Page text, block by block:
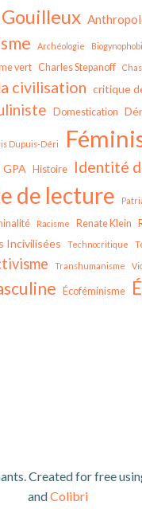
Archéologie
vert Charles Stepanoff
civilisation critique
Domestication
Dupuis-Déri
GPA Histoire Identité
de lecture
Racisme Renate Klein
Incivilisées Technocritique
Transhumanisme
Écoféminisme
Created for free
andColibri